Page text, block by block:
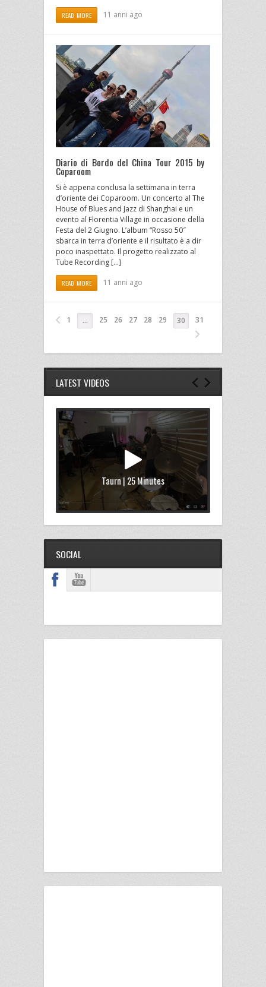
READ MORE 11 anni ago
Diario di Bordo del China Tour 2015 by
Coparoom
Si è appena conclusa la settimana in terra
d’oriente dei Coparoom. Un concerto al The
House of Blues and Jazz di Shanghai e un
evento al Florentia Village in occasione della
Festa del 2 Giugno. L’album “Rosso 50″
sbarca in terra d’oriente e il risultato è a dir
poco inaspettato. Il progetto realizzato al
Tube Recording […]
READ MORE 11 anni ago
1 … 25 26 27 28 29 30 31
LATEST VIDEOS
Taurn | 25 Minutes
SOCIAL